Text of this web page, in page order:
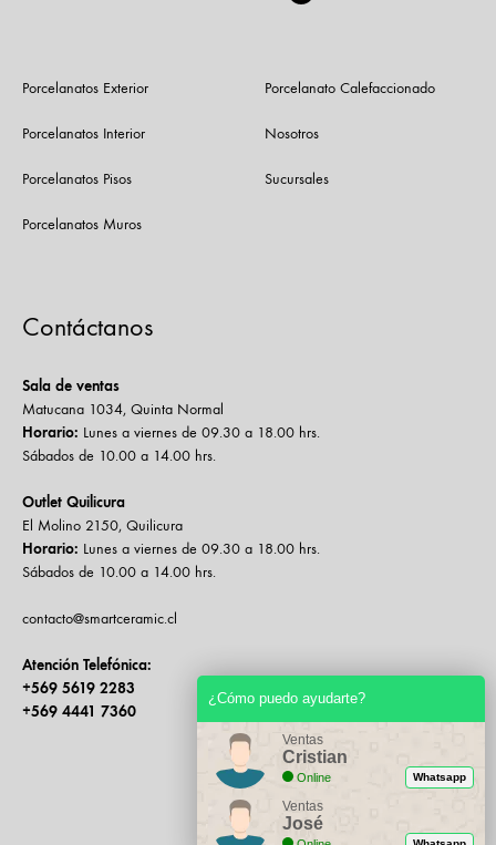
Porcelanatos Exterior
Porcelanatos Interior
Porcelanatos Pisos
Porcelanatos Muros
Porcelanato Calefaccionado
Nosotros
Sucursales
Contáctanos
Sala de ventas
Matucana 1034, Quinta Normal
Horario: Lunes a viernes de 09.30 a 18.00 hrs.
Sábados de 10.00 a 14.00 hrs.
Outlet Quilicura
El Molino 2150, Quilicura
Horario: Lunes a viernes de 09.30 a 18.00 hrs.
Sábados de 10.00 a 14.00 hrs.
contacto@smartceramic.cl
Atención Telefónica:
+569 5619 2283
+569 4441 7360
¿Cómo puedo ayudarte?
Ventas
Cristian
Online Whatsapp
Ventas
José